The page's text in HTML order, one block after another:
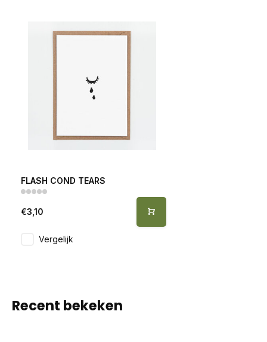
FLASH COND TEARS
€3,10
Vergelijk
Recent bekeken